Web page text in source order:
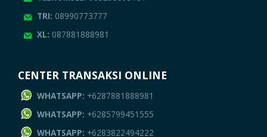
TRI: 08990773777
XL: 087881888981
CENTER TRANSAKSI ONLINE
WHATSAPP: +6287881888981
WHATSAPP: +6285799451555
WHATSAPP: +6283822494222